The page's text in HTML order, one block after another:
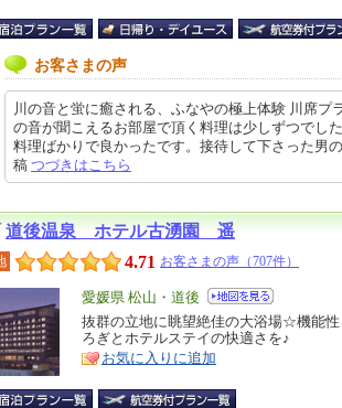
お客さまの声
川の音と蛍に癒される、ふなやの極上体験 川席プ
の音が聞こえるお部屋で頂く料理は少しずつでし
料理ばかりで良かったです。接待して下さった
稿 つづきはこちら
道後温泉 ホテル古湧園 遥
4.71 お客さまの声（707件）
エ
リ
ア
愛媛県 松山・道後
特
徴
抜群の立地に眺望絶佳の大浴場☆機能
ろぎとホテルステイの快適さを♪
お気に入りに追加